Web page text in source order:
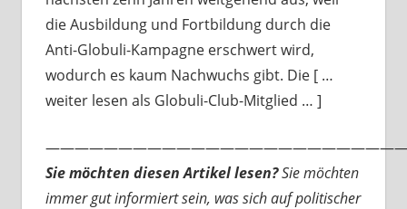
die Ausbildung und Fortbildung durch die
Anti-Globuli-Kampagne erschwert wird,
wodurch es kaum Nachwuchs gibt. Die [ …
weiter lesen als Globuli-Club-Mitglied … ]
Sie möchten diesen Artikel lesen?Sie möchten
immer gut informiert sein, was sich auf politischer